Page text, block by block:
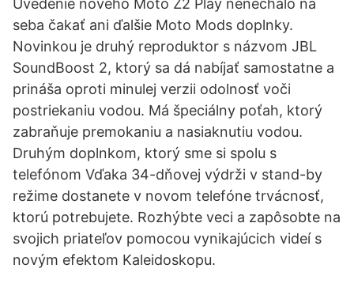
Uvedenie nového Moto Z2 Play nenechalo na
seba čakať ani ďalšie Moto Mods doplnky.
Novinkou je druhý reproduktor s názvom JBL
SoundBoost 2, ktorý sa dá nabíjať samostatne a
prináša oproti minulej verzii odolnosť voči
postriekaniu vodou. Má špeciálny poťah, ktorý
zabraňuje premokaniu a nasiaknutiu vodou.
Druhým doplnkom, ktorý sme si spolu s
telefónom Vďaka 34-dňovej výdrži v stand-by
režime dostanete v novom telefóne trvácnosť,
ktorú potrebujete. Rozhýbte veci a zapôsobte na
svojich priateľov pomocou vynikajúcich videí s
novým efektom Kaleidoskopu.